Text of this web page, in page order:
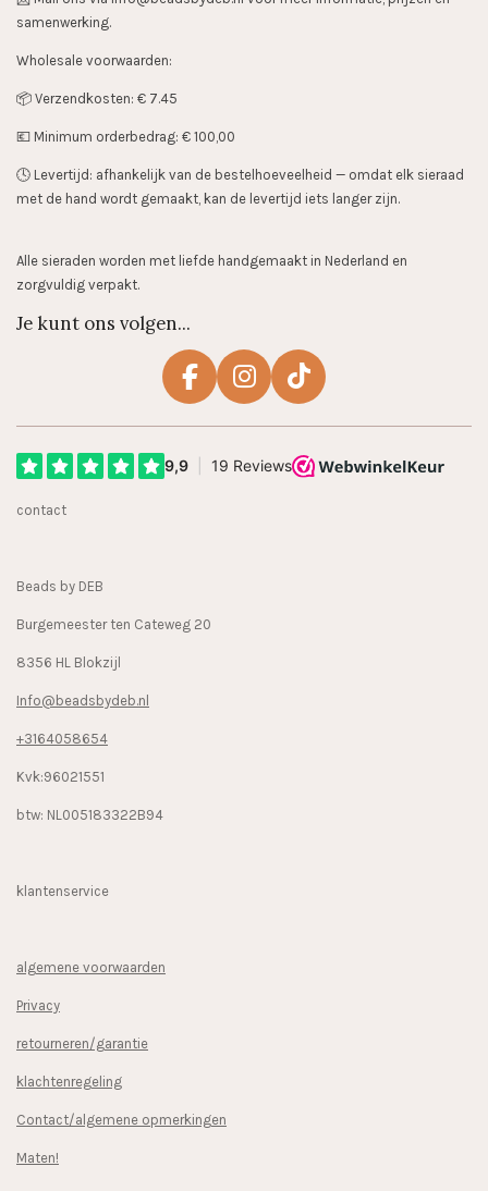
samenwerking.
Wholesale voorwaarden:
📦 Verzendkosten: € 7.45
💶 Minimum orderbedrag: € 100,00
🕓 Levertijd: afhankelijk van de bestelhoeveelheid — omdat elk sieraad
met de hand wordt gemaakt, kan de levertijd iets langer zijn.
Alle sieraden worden met liefde handgemaakt in Nederland en
zorgvuldig verpakt.
Je kunt ons volgen...
F
e
I
t
T
T
contact
Beads by DEB
Burgemeester ten Cateweg 20
8356 HL Blokzijl
Info@beadsbydeb.nl
+3164058654
Kvk:96021551
btw: NL005183322B94
klantenservice
algemene voorwaarden
Privacy
retourneren/garantie
klachtenregeling
Contact/algemene opmerkingen
Maten!